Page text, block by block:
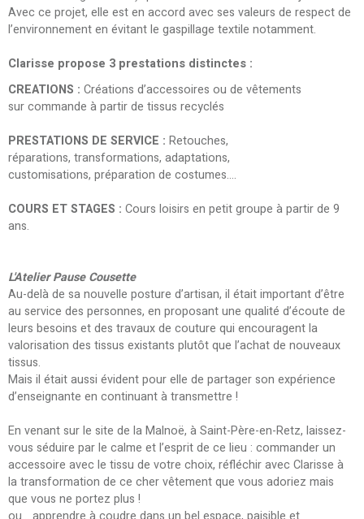
Avec ce projet, elle est en accord avec ses valeurs de respect de
l’environnement en évitant le gaspillage textile notamment.
Clarisse propose 3 prestations distinctes :
CREATIONS : Créations d’accessoires ou de vêtements
sur commande à partir de tissus recyclés
PRESTATIONS DE SERVICE : Retouches,
réparations, transformations, adaptations,
customisations, préparation de costumes....
COURS ET STAGES : Cours loisirs en petit groupe à partir de 9
ans.
L'Atelier Pause Cousette
Au-delà de sa nouvelle posture d’artisan, il était important d’être
au service des personnes, en proposant une qualité d’écoute de
leurs besoins et des travaux de couture qui encouragent la
valorisation des tissus existants plutôt que l’achat de nouveaux
tissus.
Mais il était aussi évident pour elle de partager son expérience
d’enseignante en continuant à transmettre !
En venant sur le site de la Malnoë, à Saint-Père-en-Retz, laissez-
vous séduire par le calme et l’esprit de ce lieu : commander un
accessoire avec le tissu de votre choix, réfléchir avec Clarisse à
la transformation de ce cher vêtement que vous adoriez mais
que vous ne portez plus !